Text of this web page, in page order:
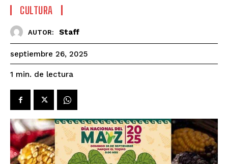
CULTURA
AUTOR: Staff
septiembre 26, 2025
1 min. de lectura